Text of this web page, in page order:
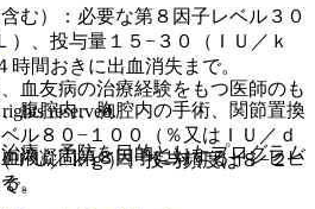
血友病の治療経験をもつ医師のも
液凝固第８因子に対するインヒビ
。
む）：必要な第８因子レベル３０
）、投与量１５−３０（ＩＵ／ｋ
時間おきに出血消失まで。
腹腔内、胸腔内の手術、関節置換
ル８０−１００（％又はＩＵ／ｄ
ＩＵ／ｋｇ）、投与頻度は８−２
。
reserved.
療・予防を目的としたプログラム